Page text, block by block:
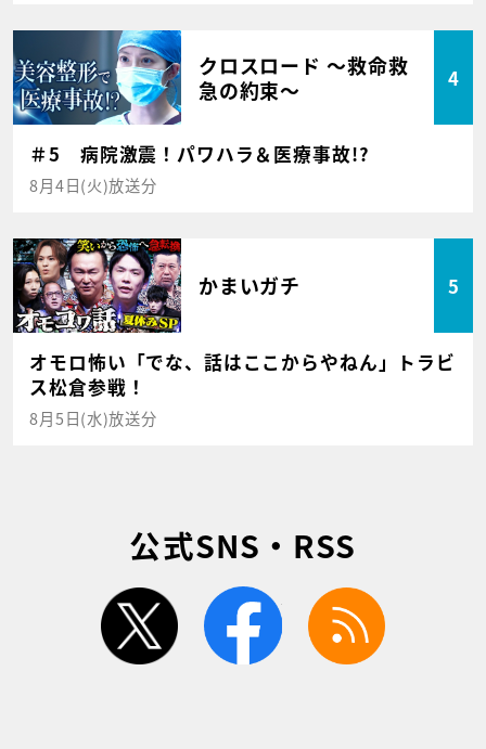
クロスロード ～救命救
急の約束～
4
＃5 病院激震！パワハラ＆医療事故!?
8月4日(火)放送分
かまいガチ 5
オモロ怖い「でな、話はここからやねん」トラビ
ス松倉参戦！
8月5日(水)放送分
公式SNS・RSS
twitter facebook